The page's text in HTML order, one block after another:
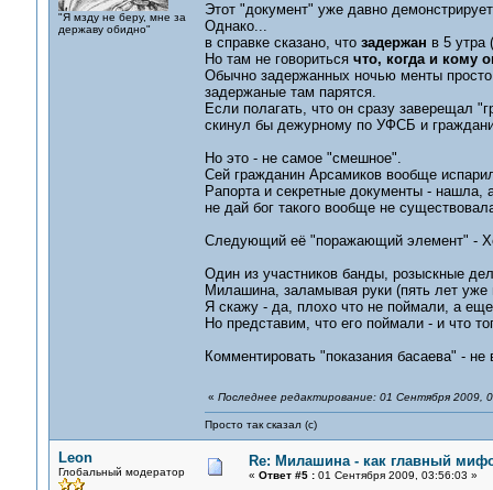
"Я мзду не беру, мне за
державу обидно"
Этот "документ" уже давно
Однако...
в справке сказано, что задержан в 5 утра
Но там не говориться что, когда и кому
Обычно задержанных ночью менты
задержаные там парятся.
Если полагать, что он сразу заверещал
скинул бы дежурному по УФСБ и
Но это - не самое "смешное".
Сей гражданин Арсамиков вообще
Рапорта и секретные документы - нашла,
не дай бог такого вообще не
Следующий её "поражающий элемент" -
Один из участников банды, розыскные
Милашина, заламывая руки (пять лет уже
Я скажу - да, плохо что не поймали, а
Но представим, что его поймали - и что
Комментировать "показания басаева" -
« Последнее редактирование: 01 Сентября 2009,
Просто так сказал (с)
Leon
Глобальный модератор
Re: Милашина - как главный
« Ответ #5 :01 Сентября 2009, 03:56:03 »